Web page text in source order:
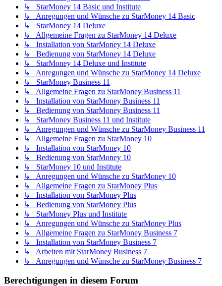
↳ StarMoney 14 Basic und Institute
↳ Anregungen und Wünsche zu StarMoney 14 Basic
↳ StarMoney 14 Deluxe
↳ Allgemeine Fragen zu StarMoney 14 Deluxe
↳ Installation von StarMoney 14 Deluxe
↳ Bedienung von StarMoney 14 Deluxe
↳ StarMoney 14 Deluxe und Institute
↳ Anregungen und Wünsche zu StarMoney 14 Deluxe
↳ StarMoney Business 11
↳ Allgemeine Fragen zu StarMoney Business 11
↳ Installation von StarMoney Business 11
↳ Bedienung von StarMoney Business 11
↳ StarMoney Business 11 und Institute
↳ Anregungen und Wünsche zu StarMoney Business 11
↳ Allgemeine Fragen zu StarMoney 10
↳ Installation von StarMoney 10
↳ Bedienung von StarMoney 10
↳ StarMoney 10 und Institute
↳ Anregungen und Wünsche zu StarMoney 10
↳ Allgemeine Fragen zu StarMoney Plus
↳ Installation von StarMoney Plus
↳ Bedienung von StarMoney Plus
↳ StarMoney Plus und Institute
↳ Anregungen und Wünsche zu StarMoney Plus
↳ Allgemeine Fragen zu StarMoney Business 7
↳ Installation von StarMoney Business 7
↳ Arbeiten mit StarMoney Business 7
↳ Anregungen und Wünsche zu StarMoney Business 7
Berechtigungen in diesem Forum